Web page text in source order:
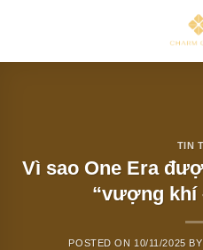
TIN
Vì sao One Era
“vượng khí
POSTED ON 10/11/2025 BY